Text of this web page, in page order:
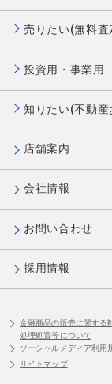
売りたい(無料査
投資用・事業用
知りたい(不動産
店舗案内
会社情報
お問い合わせ
採用情報
金融商品の販売に関する
処理処置等について
ソーシャルメディア利用
サイトマップ